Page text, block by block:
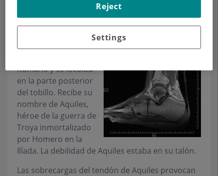
Lesiones del Aquiles
Es el tendón más
humano y se localiza
en la parte posterior
del tobillo. Recibe su
nombre de Aquiles,
héroe de la guerra de
Troya inmortalizado
por Homero en la
Ilíada. La debilidad de Aquiles estaba en su talón.
Las sobrecargas del tendón de Aquiles provocan
Settings
Reject